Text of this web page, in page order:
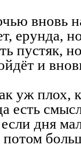
вновь
ерунда,
пустяк,
и
уж плох,
есть
дня
потом